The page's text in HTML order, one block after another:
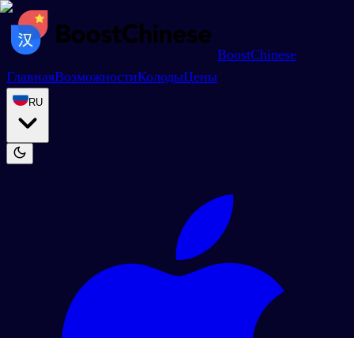
BoostChinese
ГлавнаяВозможностиКолодыЦены
RU